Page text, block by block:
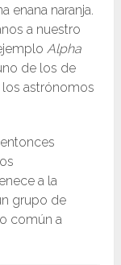
enana naranja.
a nuestro
Alpha
de los de
astrónomos
a la
grupo de
común a